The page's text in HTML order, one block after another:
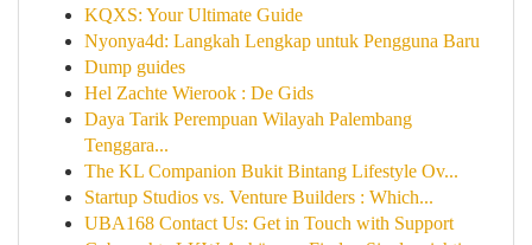
KQXS: Your Ultimate Guide
Nyonya4d: Langkah Lengkap untuk Pengguna Baru
Dump guides
Hel Zachte Wierook : De Gids
Daya Tarik Perempuan Wilayah Palembang
Tenggara...
The KL Companion Bukit Bintang Lifestyle Ov...
Startup Studios vs. Venture Builders : Which...
UBA168 Contact Us: Get in Touch with Support